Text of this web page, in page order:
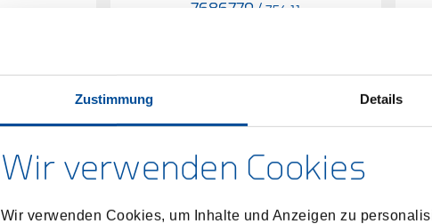
Zustimmung Details
Wir verwenden Cookies
Wir verwenden Cookies, um Inhalte und Anzeigen zu
7686770 / 754-11